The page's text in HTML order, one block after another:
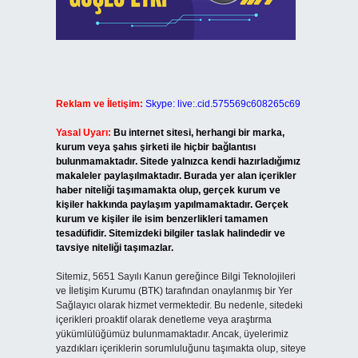
Reklam ve İletişim: Skype: live:.cid.575569c608265c69
Yasal Uyarı: Bu internet sitesi, herhangi bir marka,
kurum veya şahıs şirketi ile hiçbir bağlantısı
bulunmamaktadır. Sitede yalnızca kendi hazırladığımız
makaleler paylaşılmaktadır. Burada yer alan içerikler
haber niteliği taşımamakta olup, gerçek kurum ve
kişiler hakkında paylaşım yapılmamaktadır. Gerçek
kurum ve kişiler ile isim benzerlikleri tamamen
tesadüfidir. Sitemizdeki bilgiler taslak halindedir ve
tavsiye niteliği taşımazlar.
Sitemiz, 5651 Sayılı Kanun gereğince Bilgi Teknolojileri
ve İletişim Kurumu (BTK) tarafından onaylanmış bir Yer
Sağlayıcı olarak hizmet vermektedir. Bu nedenle, sitedeki
içerikleri proaktif olarak denetleme veya araştırma
yükümlülüğümüz bulunmamaktadır. Ancak, üyelerimiz
yazdıkları içeriklerin sorumluluğunu taşımakta olup, siteye